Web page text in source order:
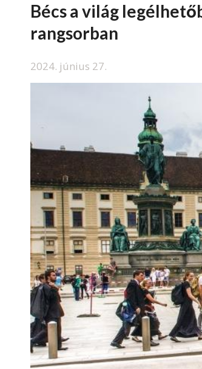
Bécs a világ
rangsorban
2024. június 27.